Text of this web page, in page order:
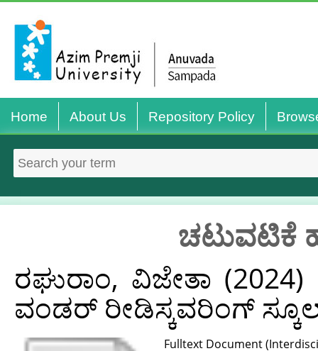
Home About Us Repository Policy
ಚಟುವಟಿಕೆ
ರಘುರಾಂ, ವಿಜೇತಾ (2024)
ವಂಡರ್ ರೀಡಿಸ್ಕವರಿಂಗ್ ಸ್ಕೂಲ್
Fulltext Document